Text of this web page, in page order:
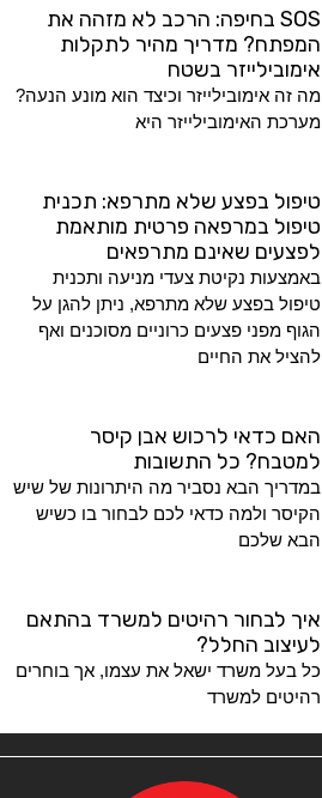
SOS בחיפה: הרכב לא מזהה את
המפתח? מדריך מהיר לתקלות
אימובילייזר בשטח
מה זה אימובילייזר וכיצד הוא מונע הנעה?
מערכת האימובילייזר היא
טיפול בפצע שלא מתרפא: תכנית
טיפול במרפאה פרטית מותאמת
לפצעים שאינם מתרפאים
באמצעות נקיטת צעדי מניעה ותכנית
טיפול בפצע שלא מתרפא, ניתן להגן על
הגוף מפני פצעים כרוניים מסוכנים ואף
להציל את החיים
האם כדאי לרכוש אבן קיסר
למטבח? כל התשובות
במדריך הבא נסביר מה היתרונות של שיש
הקיסר ולמה כדאי לכם לבחור בו כשיש
הבא שלכם
איך לבחור רהיטים למשרד בהתאם
לעיצוב החלל?
כל בעל משרד ישאל את עצמו, אך בוחרים
רהיטים למשרד